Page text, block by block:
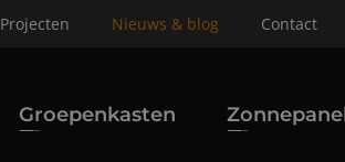
Projecten Nieuws & blog Contact
Groepenkasten